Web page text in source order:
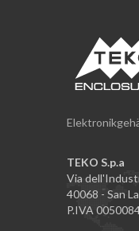
TEKO S.p.a
Via
40068 - San
P.IVA